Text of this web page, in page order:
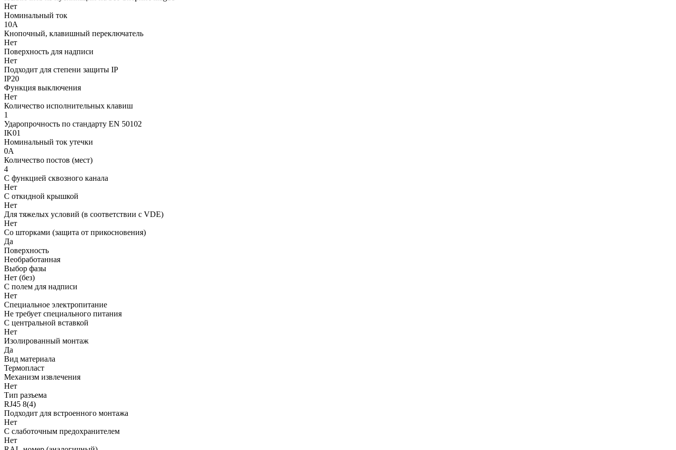
Нет
Номинальный ток
10А
Кнопочный, клавишный переключатель
Нет
Поверхность для надписи
Нет
Подходит для степени защиты IP
IP20
Функция выключения
Нет
Количество исполнительных клавиш
1
Ударопрочность по стандарту EN 50102
IK01
Номинальный ток утечки
0А
Количество постов (мест)
4
С функцией сквозного канала
Нет
С откидной крышкой
Нет
Для тяжелых условий (в соответствии с VDE)
Нет
Со шторками (защита от прикосновения)
Да
Поверхность
Необработанная
Выбор фазы
Нет (без)
С полем для надписи
Нет
Cпециальное электропитание
Не требует специального питания
С центральной вставкой
Нет
Изолированный монтаж
Да
Вид материала
Термопласт
Механизм извлечения
Нет
Тип разъема
RJ45 8(4)
Подходит для встроенного монтажа
Нет
С слаботочным предохранителем
Нет